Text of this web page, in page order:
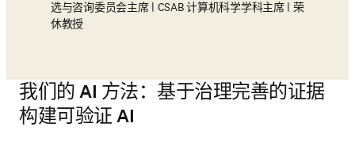
选与咨询委员会主席 | CSAB 计算机科学学科主席 | 荣
休教授
我们的 AI 方法：基于治理完善的证据
构建可验证 AI